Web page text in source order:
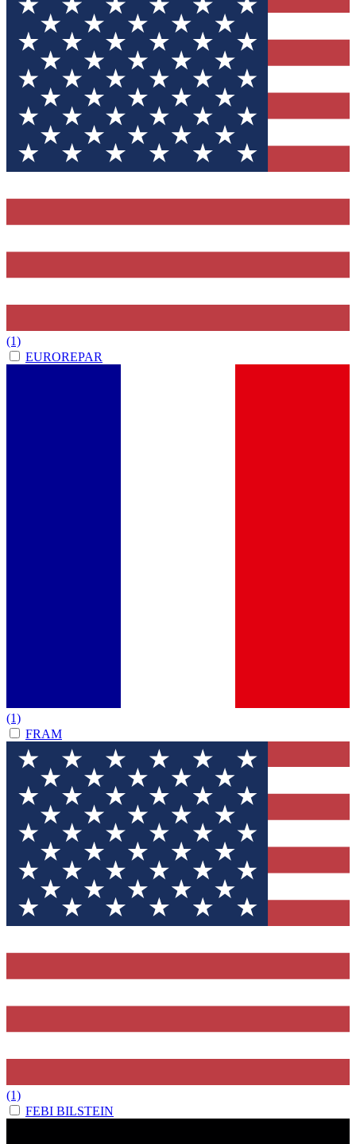
(1)
EUROREPAR
(1)
FRAM
(1)
FEBI BILSTEIN